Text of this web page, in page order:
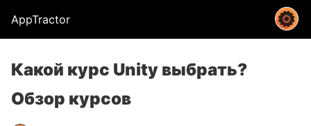
AppTractor
Какой курс Unity выбрать?
Обзор курсов